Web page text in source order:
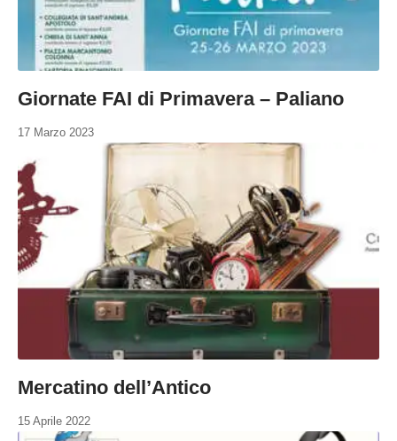
Giornate FAI di Primavera – Paliano
17 Marzo 2023
Mercatino dell’Antico
15 Aprile 2022